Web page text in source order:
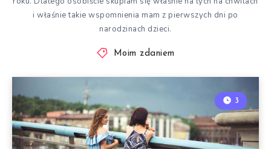
i właśnie takie wspomnienia mam z pierwszych dni po
narodzinach dzieci.
Moim zdaniem
3